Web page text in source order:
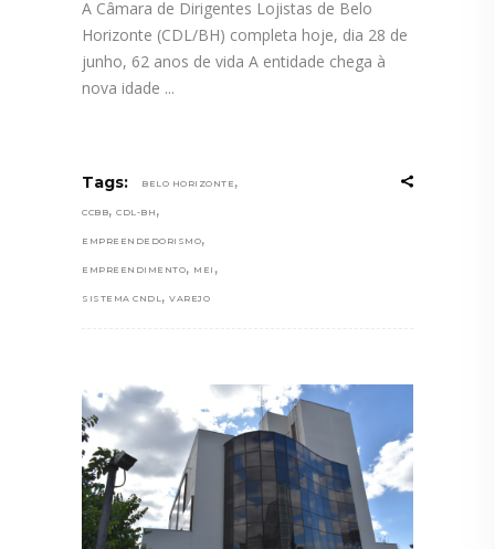
A Câmara de Dirigentes Lojistas de Belo
Horizonte (CDL/BH) completa hoje, dia 28 de
junho, 62 anos de vida A entidade chega à
nova idade
Tags: BELO HORIZONTE ,
CCBB, CDL-BH ,
EMPREENDEDORISMO,
EMPREENDIMENTO, MEI ,
SISTEMA CNDL , VAREJO